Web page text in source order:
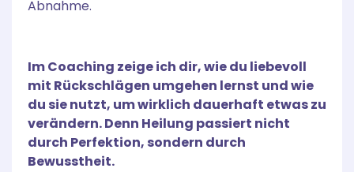
Abnahme.
Im Coaching zeige ich dir, wie du liebevoll
mit Rückschlägen umgehen lernst und wie
du sie nutzt, um wirklich dauerhaft etwas zu
verändern. Denn Heilung passiert nicht
durch Perfektion, sondern durch
Bewusstheit.